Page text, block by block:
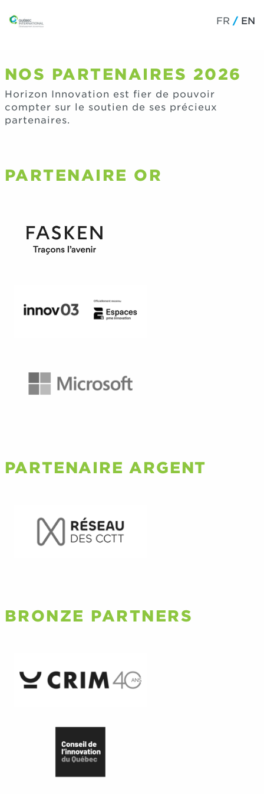
FR EN
NOS PARTENAIRES 2026
Horizon Innovation est fier de pouvoir
compter sur le soutien de ses précieux
partenaires.
PARTENAIRE OR
PARTENAIRE ARGENT
BRONZE PARTNERS